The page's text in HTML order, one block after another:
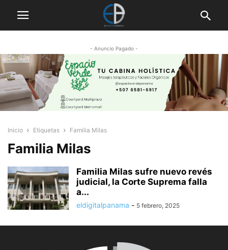
- Anuncio Pagado -
Inicio Etiquetas Familia Milas
Familia Milas
Familia Milas sufre nuevo revés
judicial, la Corte Suprema falla
a...
eldigitalpanama - 5 febrero, 2025